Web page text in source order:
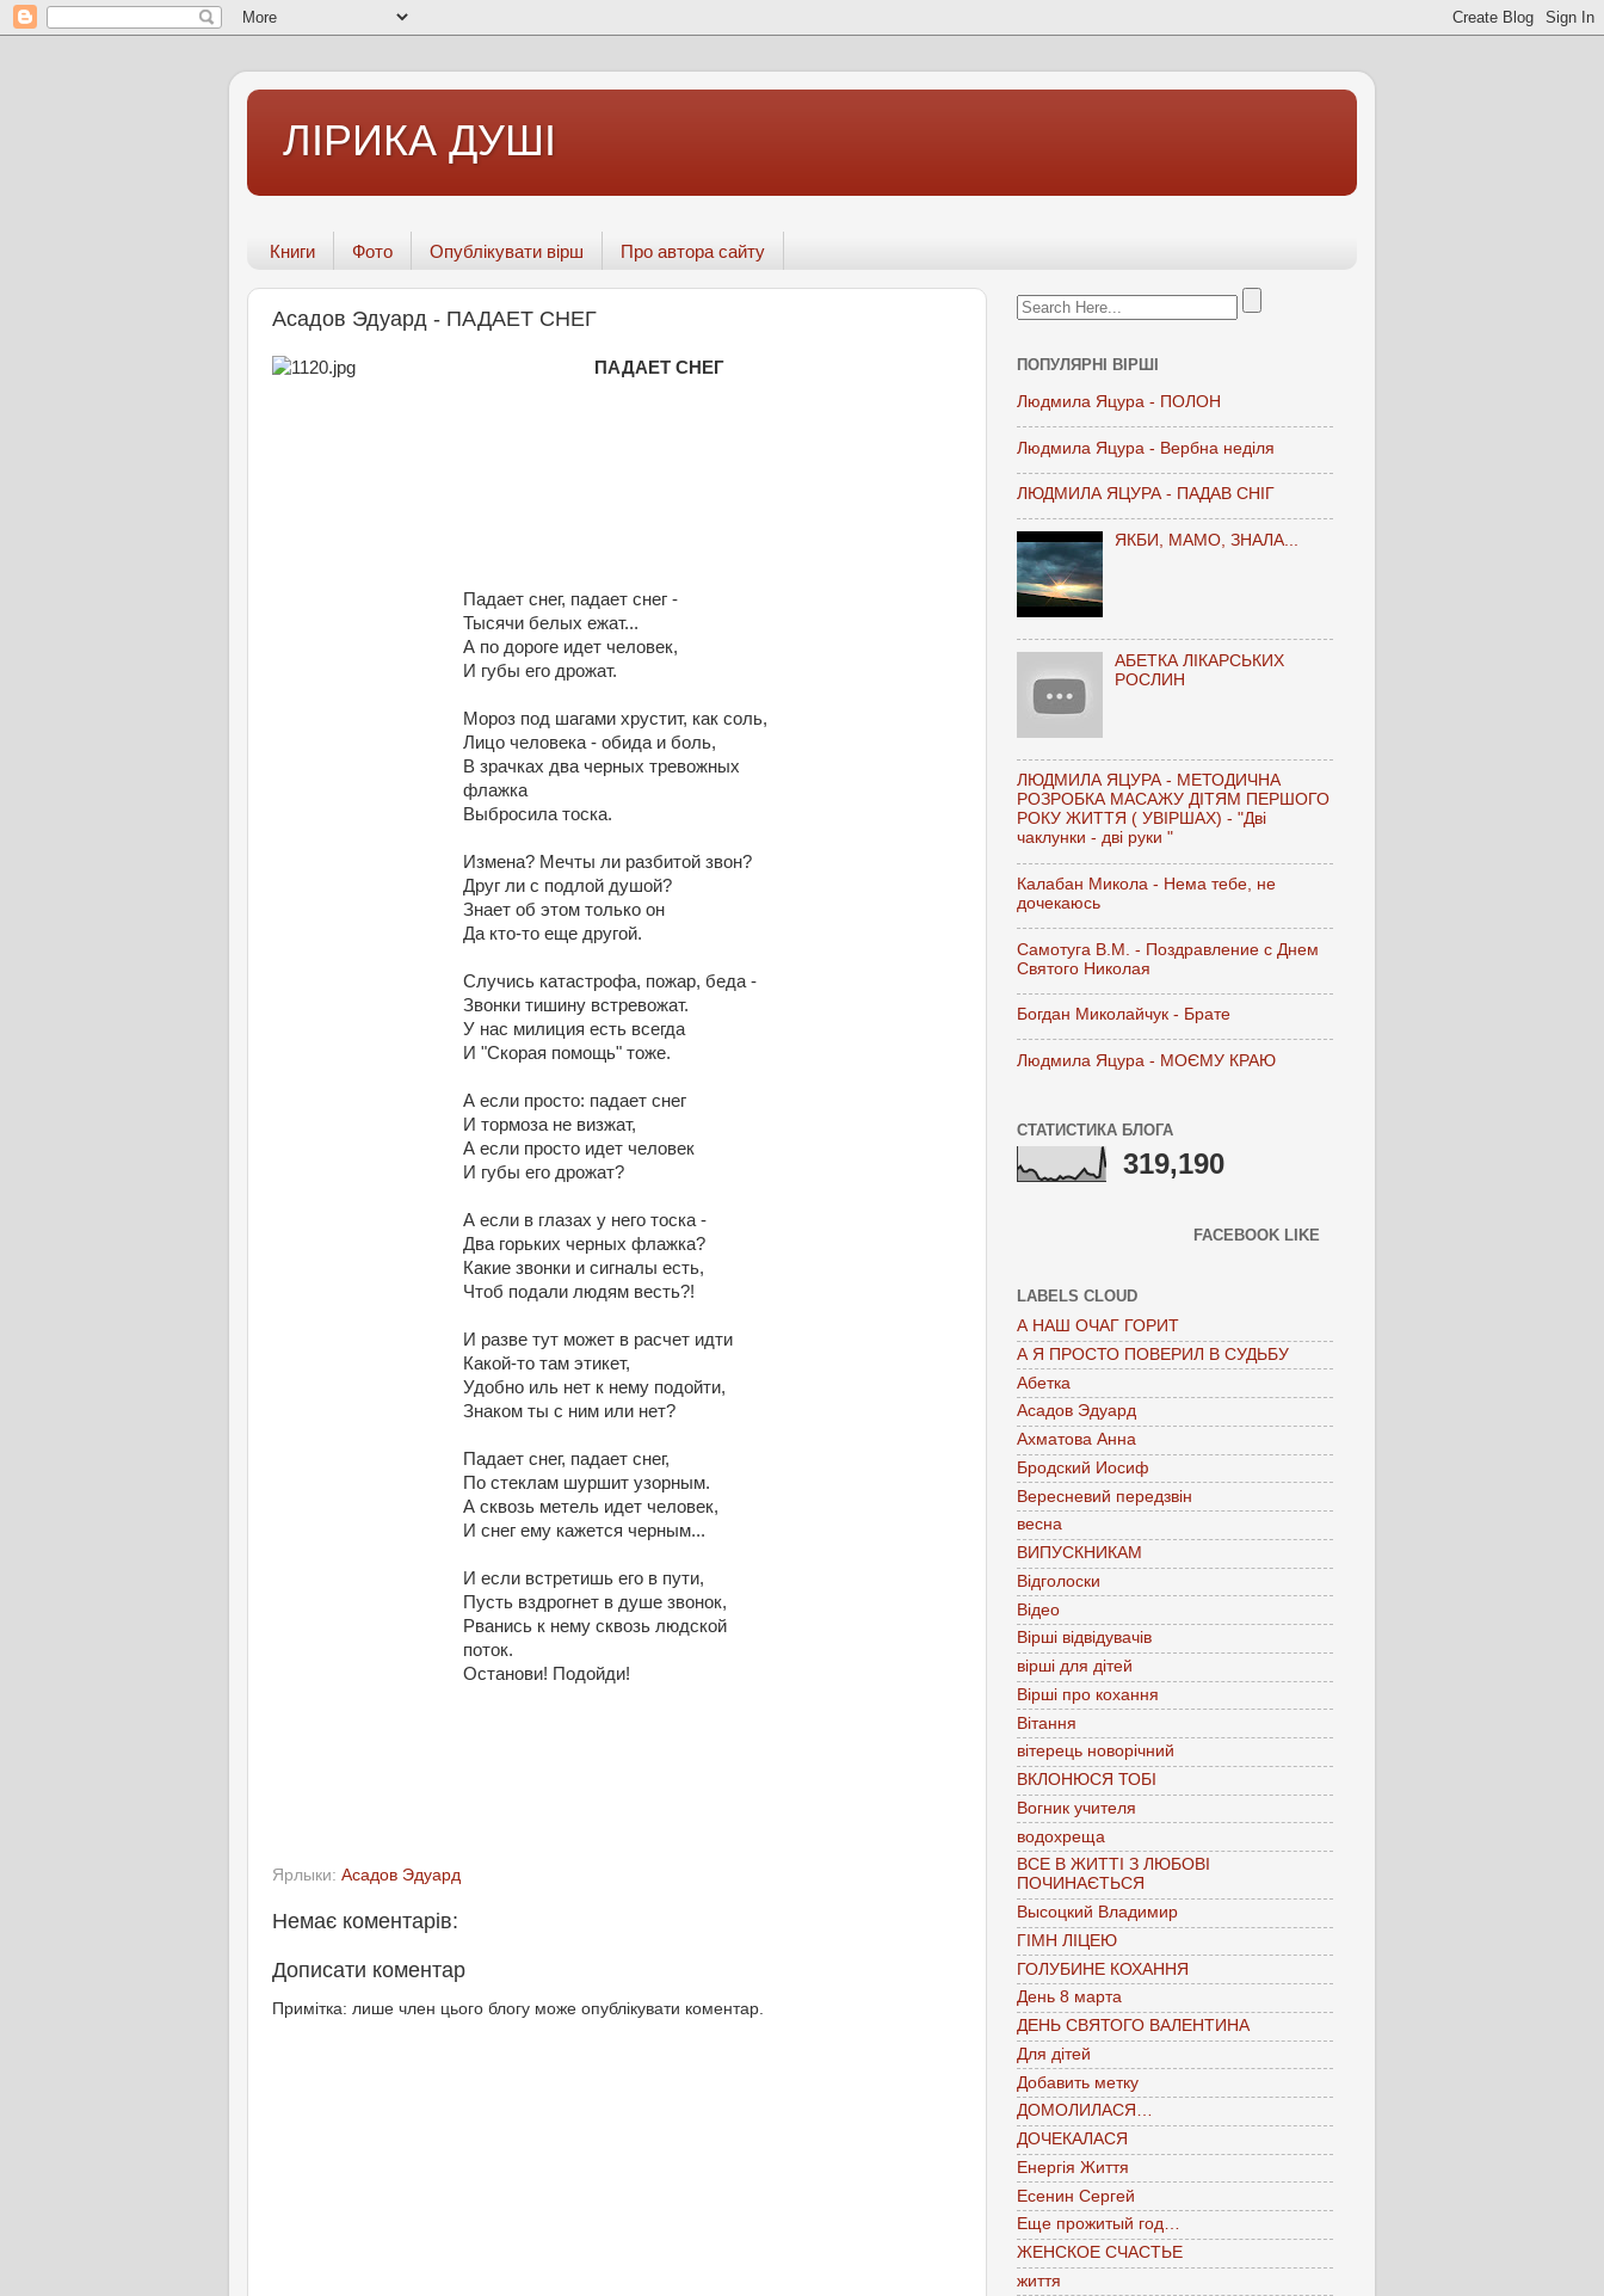
ЛІРИКА ДУШІ
Книги Фото Опублікувати вірш Про автора сайту
Асадов Эдуард - ПАДАЕТ СНЕГ
ПАДАЕТ СНЕГ
Падает снег, падает снег -
Тысячи белых ежат...
А по дороге идет человек,
И губы его дрожат.
Мороз под шагами хрустит, как соль,
Лицо человека - обида и боль,
В зрачках два черных тревожных
флажка
Выбросила тоска.
Измена? Мечты ли разбитой звон?
Друг ли с подлой душой?
Знает об этом только он
Да кто-то еще другой.
Случись катастрофа, пожар, беда -
Звонки тишину встревожат.
У нас милиция есть всегда
И "Скорая помощь" тоже.
А если просто: падает снег
И тормоза не визжат,
А если просто идет человек
И губы его дрожат?
А если в глазах у него тоска -
Два горьких черных флажка?
Какие звонки и сигналы есть,
Чтоб подали людям весть?!
И разве тут может в расчет идти
Какой-то там этикет,
Удобно иль нет к нему подойти,
Знаком ты с ним или нет?
Падает снег, падает снег,
По стеклам шуршит узорным.
А сквозь метель идет человек,
И снег ему кажется черным...
И если встретишь его в пути,
Пусть вздрогнет в душе звонок,
Рванись к нему сквозь людской
поток.
Останови! Подойди!
Ярлыки: Асадов Эдуард
Немає коментарів:
Дописати коментар
Примітка: лише член цього блогу може опублікувати коментар.
ПОПУЛЯРНІ ВІРШІ
Людмила Яцура - ПОЛОН
Людмила Яцура - Вербна неділя
ЛЮДМИЛА ЯЦУРА - ПАДАВ СНІГ
ЯКБИ, МАМО, ЗНАЛА...
АБЕТКА ЛІКАРСЬКИХ
РОСЛИН
ЛЮДМИЛА ЯЦУРА - МЕТОДИЧНА
РОЗРОБКА МАСАЖУ ДІТЯМ ПЕРШОГО
РОКУ ЖИТТЯ ( УВІРШАХ) - "Дві
чаклунки - дві руки "
Калабан Микола - Нема тебе, не
дочекаюсь
Самотуга В.М. - Поздравление с Днем
Святого Николая
Богдан Миколайчук - Брате
Людмила Яцура - МОЄМУ КРАЮ
СТАТИСТИКА БЛОГА
319,190
FACEBOOK LIKE
LABELS CLOUD
А НАШ ОЧАГ ГОРИТ
А Я ПРОСТО ПОВЕРИЛ В СУДЬБУ
Абетка
Асадов Эдуард
Ахматова Анна
Бродский Иосиф
Вересневий передзвін
весна
ВИПУСКНИКАМ
Відголоски
Відео
Вірші відвідувачів
вірші для дітей
Вірші про кохання
Вітання
вітерець новорічний
ВКЛОНЮСЯ ТОБІ
Вогник учителя
водохреща
ВСЕ В ЖИТТІ З ЛЮБОВІ
ПОЧИНАЄТЬСЯ
Высоцкий Владимир
ГІМН ЛІЦЕЮ
ГОЛУБИНЕ КОХАННЯ
День 8 марта
ДЕНЬ СВЯТОГО ВАЛЕНТИНА
Для дітей
Добавить метку
ДОМОЛИЛАСЯ…
ДОЧЕКАЛАСЯ
Енергія Життя
Есенин Сергей
Еще прожитый год…
ЖЕНСКОЕ СЧАСТЬЕ
життя